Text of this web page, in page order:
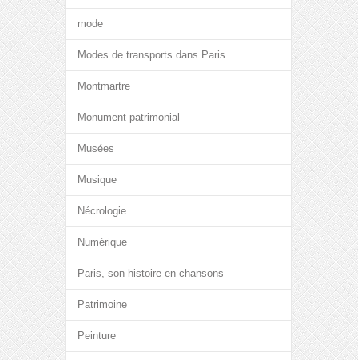
mode
Modes de transports dans Paris
Montmartre
Monument patrimonial
Musées
Musique
Nécrologie
Numérique
Paris, son histoire en chansons
Patrimoine
Peinture